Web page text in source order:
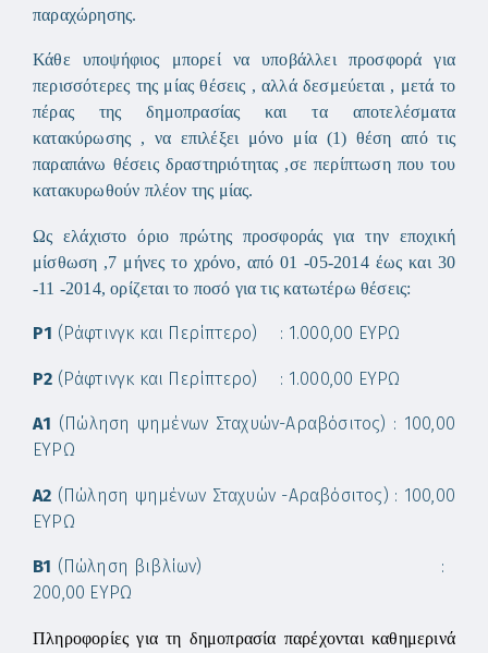
παραχώρησης.
Κάθε υποψήφιος μπορεί να υποβάλλει προσφορά για
περισσότερες της μίας θέσεις , αλλά δεσμεύεται , μετά το
πέρας της δημοπρασίας και τα αποτελέσματα
κατακύρωσης , να επιλέξει μόνο μία (1) θέση από τις
παραπάνω θέσεις δραστηριότητας ,σε περίπτωση που του
κατακυρωθούν πλέον της μίας.
Ως ελάχιστο όριο πρώτης προσφοράς για την εποχική
μίσθωση ,7 μήνες το χρόνο, από 01 -05-2014 έως και 30
-11 -2014, ορίζεται το ποσό για τις κατωτέρω θέσεις:
Ρ1 (Ράφτινγκ και Περίπτερο) : 1.000,00 ΕΥΡΩ
Ρ2 (Ράφτινγκ και Περίπτερο) : 1.000,00 ΕΥΡΩ
Α1 (Πώληση ψημένων Σταχυών-Αραβόσιτος) : 100,00
ΕΥΡΩ
Α2 (Πώληση ψημένων Σταχυών -Αραβόσιτος) : 100,00
ΕΥΡΩ
B1 (Πώληση βιβλίων) :
200,00 ΕΥΡΩ
Πληροφορίες για τη δημοπρασία παρέχονται καθημερινά